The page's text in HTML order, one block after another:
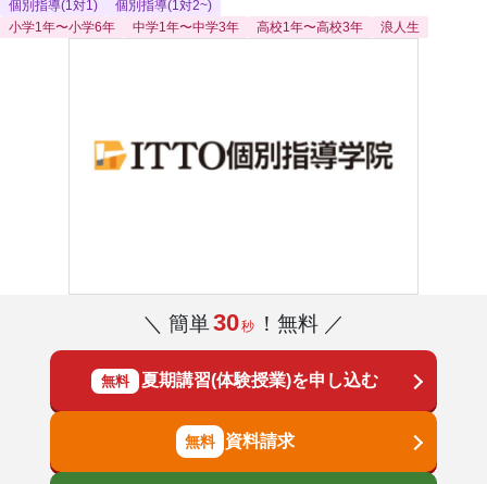
個別指導(1対1)
個別指導(1対2~)
小学1年〜小学6年
中学1年〜中学3年 高校1年〜高校3年 浪人生
＼ 簡単30秒 ！無料 ／
無料 夏期講習(体験授業)を申し込む
資料請求